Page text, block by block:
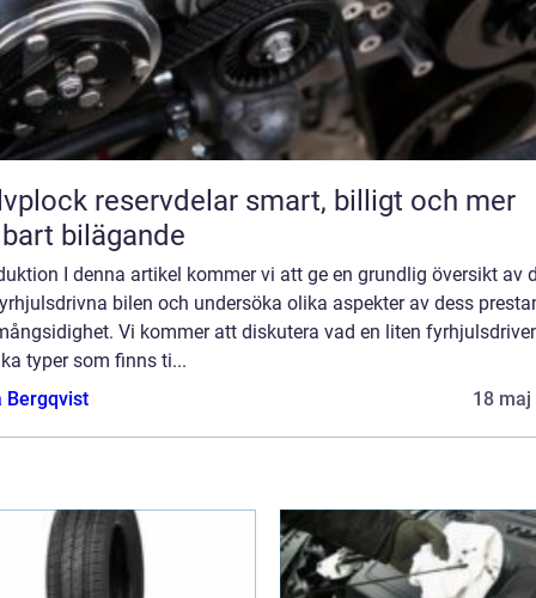
reservdelar smart, billigt och mer
bilägande
I denna artikel kommer vi att ge en grundlig översikt av
bilen och undersöka olika aspekter av dess
Vi kommer att diskutera vad en liten
typer som finns ti...
Bergqvist
18 maj